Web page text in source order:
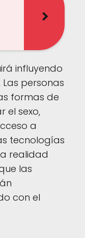
influyendo
personas
formas de
el sexo,
a
tecnologías
realidad
las
con el